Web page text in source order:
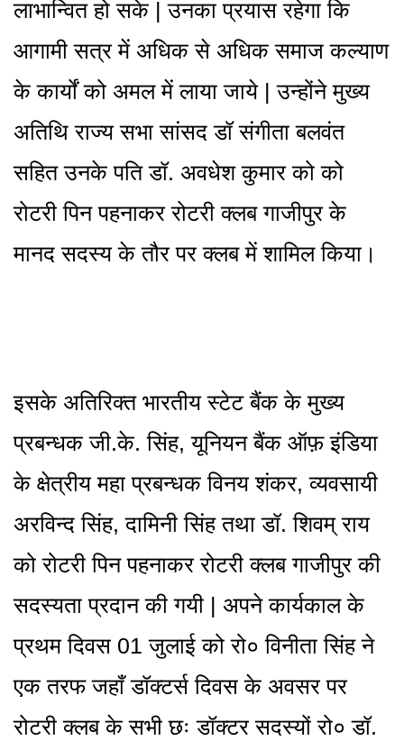
लाभान्वित हो सके | उनका प्रयास रहेगा कि
आगामी सत्र में अधिक से अधिक समाज कल्याण
के कार्यों को अमल में लाया जाये | उन्होंने मुख्य
अतिथि राज्य सभा सांसद डॉ संगीता बलवंत
सहित उनके पति डॉ. अवधेश कुमार को को
रोटरी पिन पहनाकर रोटरी क्लब गाजीपुर के
मानद सदस्य के तौर पर क्लब में शामिल किया।
इसके अतिरिक्त भारतीय स्टेट बैंक के मुख्य
प्रबन्धक जी.के. सिंह, यूनियन बैंक ऑफ़ इंडिया
के क्षेत्रीय महा प्रबन्धक विनय शंकर, व्यवसायी
अरविन्द सिंह, दामिनी सिंह तथा डॉ. शिवम् राय
को रोटरी पिन पहनाकर रोटरी क्लब गाजीपुर की
सदस्यता प्रदान की गयी | अपने कार्यकाल के
प्रथम दिवस 01 जुलाई को रो० विनीता सिंह ने
एक तरफ जहाँ डॉक्टर्स दिवस के अवसर पर
रोटरी क्लब के सभी छः डॉक्टर सदस्यों रो० डॉ.